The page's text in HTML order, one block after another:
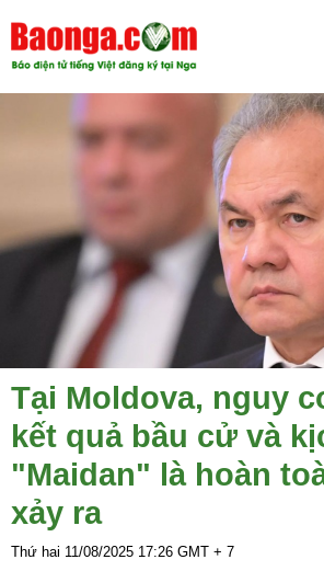
Tại Moldova, nguy
kết quả bầu cử và
"Maidan" là hoàn
xảy ra
Thứ hai 11/08/2025 17:26 GMT + 7